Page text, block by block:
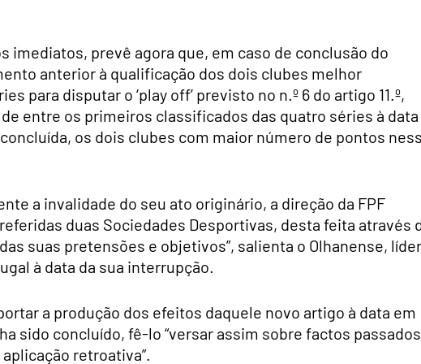
imediatos, prevê agora que, em caso de conclusão do
anterior à qualificação dos dois clubes melhor
para disputar o ‘play off’ previsto no n.º 6 do artigo 11.º,
entre os primeiros classificados das quatro séries à data
os dois clubes com maior número de pontos
a invalidade do seu ato originário, a direção da FPF
duas Sociedades Desportivas, desta feita através
suas pretensões e objetivos”, salienta o Olhanense, líder
à data da sua interrupção.
a produção dos efeitos daquele novo artigo à data em
sido concluído, fê-lo “versar assim sobre factos
retroativa”.